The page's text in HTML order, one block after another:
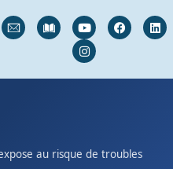
au risque de troubles